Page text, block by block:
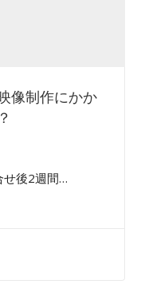
像制作にかか
せ後2週間…